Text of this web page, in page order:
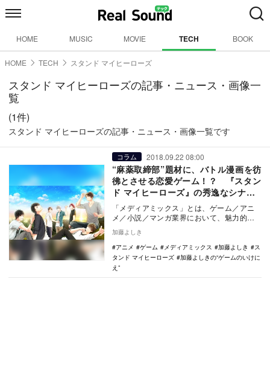
HOME MUSIC MOVIE TECH BOOK
HOME TECH スタンド マイヒーローズ
スタンド マイヒーローズの記事・ニュース・画像一
覧
(1件)
スタンド マイヒーローズの記事・ニュース・画像一覧です
コラム 2018.09.22 08:00
“麻薬取締部”題材に、バトル漫画を彷
彿とさせる恋愛ゲーム！？ 『スタン
ド マイヒーローズ』の秀逸なシナリ
オに迫る
「メディアミックス」とは、ゲーム／アニ
メ／小説／マンガ業界において、魅力的か
つ危険な言葉である。成功すればデカい
が、メディアの垣…
加藤よしき
アニメ
ゲーム メディアミックス 加藤よしき
ス
タンド マイヒーローズ
加藤よしきの“ゲームのいけに
え”